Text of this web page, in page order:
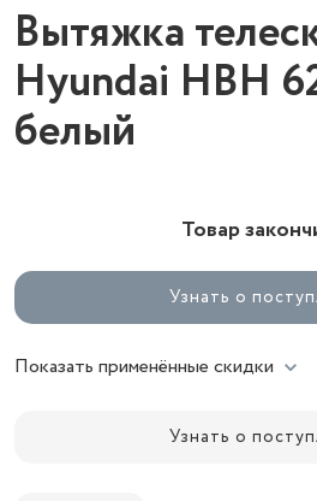
Вытяжка
Hyundai HBH
белый
Товар
Узнать о
Показать применённые скидки
Узнать о